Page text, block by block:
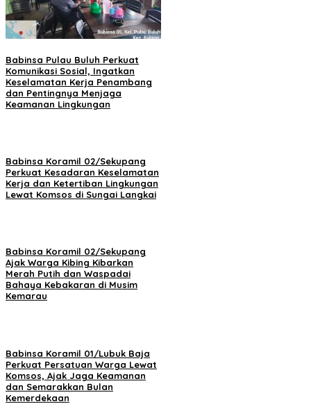
Babinsa Pulau Buluh Perkuat
Komunikasi Sosial, Ingatkan
Keselamatan Kerja Penambang
dan Pentingnya Menjaga
Keamanan Lingkungan
Babinsa Koramil 02/Sekupang
Perkuat Kesadaran Keselamatan
Kerja dan Ketertiban Lingkungan
Lewat Komsos di Sungai Langkai
Babinsa Koramil 02/Sekupang
Ajak Warga Kibing Kibarkan
Merah Putih dan Waspadai
Bahaya Kebakaran di Musim
Kemarau
Babinsa Koramil 01/Lubuk Baja
Perkuat Persatuan Warga Lewat
Komsos, Ajak Jaga Keamanan
dan Semarakkan Bulan
Kemerdekaan